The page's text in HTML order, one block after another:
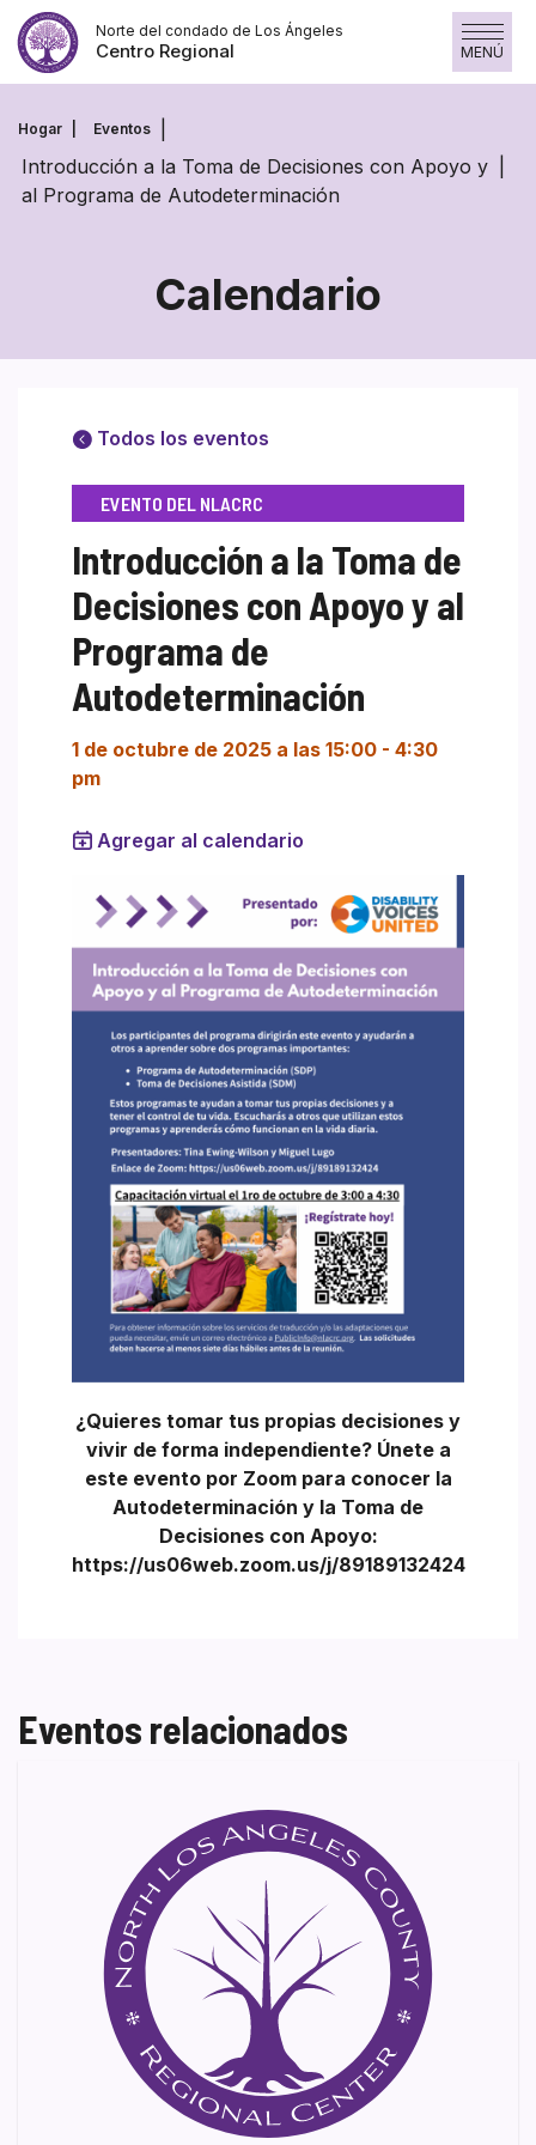
Saltar
contenido
Norte del condado de Los Ángeles
Centro Regional MENÚ
Hogar Eventos
Introducción a la Toma de Decisiones con Apoyo y
al Programa de Autodeterminación
Calendario
Todos los eventos
EVENTO DEL NLACRC
Introducción a la Toma de
Decisiones con Apoyo y al
Programa de
Autodeterminación
1 de octubre de 2025 a las 15:00 - 4:30
pm
Agregar al calendario
¿Quieres tomar tus propias decisiones y
vivir de forma independiente? Únete a
este evento por Zoom para conocer la
Autodeterminación y la Toma de
Decisiones con Apoyo:
https://us06web.zoom.us/j/89189132424
Eventos relacionados